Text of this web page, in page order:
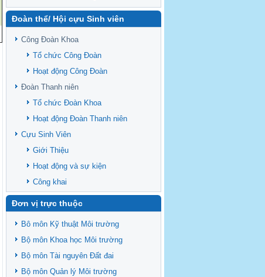
NEXT
Feasibility evaluation of using cattle
manure for biogas production: A case study
Vietnamese Mekong Delta
Sediment properties in flood-based farming
systems in the Vietnamese upstream
Văn bản - Quy định
Ban chấp hành Đảng bộ khoa
Đoàn thể/ Hội cựu Sinh viên
Công Đoàn Khoa
Tổ chức Công Đoàn
Hoạt động Công Đoàn
Đoàn Thanh niên
Tổ chức Đoàn Khoa
Hoạt động Đoàn Thanh niên
Cựu Sinh Viên
Giới Thiệu
Hoạt động và sự kiện
Công khai
Đơn vị trực thuộc
Bô môn Kỹ thuật Môi trường
Bộ môn Khoa học Môi trường
Bộ môn Tài nguyên Đất đai
Bộ môn Quản lý Môi trường